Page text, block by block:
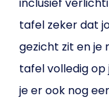
tafel zeker dat
gezicht zit en je
tafel volledig op
je er ook nog